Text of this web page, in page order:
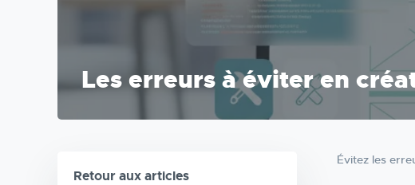
Les erreurs à éviter en
Retour aux articles
Évitez les